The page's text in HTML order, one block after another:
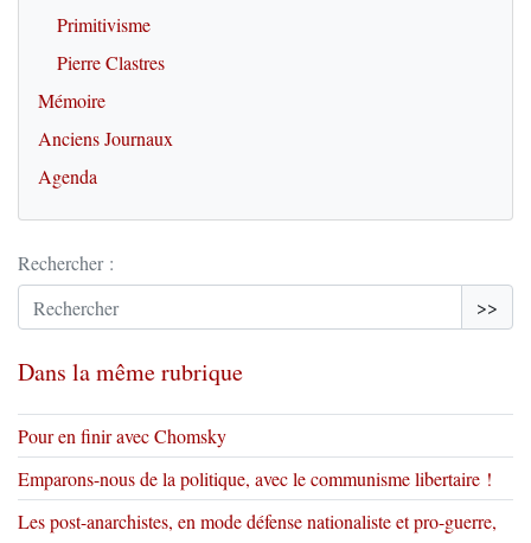
Primitivisme
Pierre Clastres
Mémoire
Anciens Journaux
Agenda
Rechercher :
>>
Dans la même rubrique
Pour en finir avec Chomsky
Emparons-nous de la politique, avec le communisme libertaire !
Les post-anarchistes, en mode défense nationaliste et pro-guerre,